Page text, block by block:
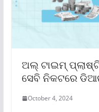
ଅଲ୍ ଟାଇମ୍
ସେବି ନିକଟରେ
October 4, 2024